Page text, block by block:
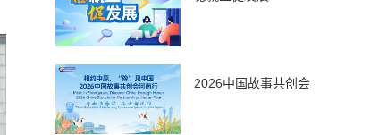
2026中国故事共创会